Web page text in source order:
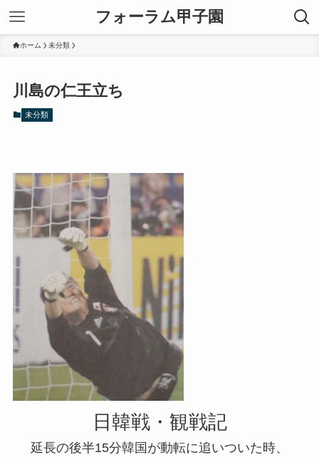
フォーラム甲子園
ホーム 未分類
川島の仁王立ち
未分類
日韓戦・観戦記
延長の後半15分韓国が動転に追いついた時、